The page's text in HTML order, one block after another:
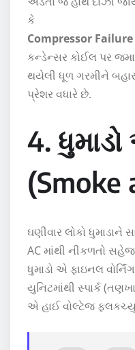
કે
Compressor Failure
કન્ડેન્સર કોઈલ પર જમા
થયેલી ધૂળ ગરમીને
પ્રેશર વધારે છે.
4.
(Smoke
ઘણીવાર લોકો ધુમાડાને
AC માંથી નીકળતો
ધુમાડો એ ફાઇનલ
યુનિટમાંથી સ્પાર્ક
એ હાઈ વોલ્ટેજ